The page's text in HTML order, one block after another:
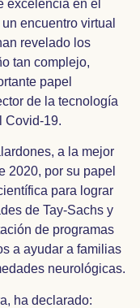
excelencia en el
encuentro virtual
revelado los
tan complejo,
papel
de la tecnología
Covid-19.
a la mejor
2020, por su papel
para lograr
de Tay-Sachs y
de programas
a ayudar a familias
neurológicas.
ha declarado: